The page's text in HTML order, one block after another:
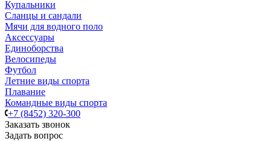
Купальники
Сланцы и сандали
Мячи для водного поло
Аксессуары
Единоборства
Велосипеды
Футбол
Летние виды спорта
Плавание
Командные виды спорта
+7 (8452) 320-300
Заказать звонок
Задать вопрос